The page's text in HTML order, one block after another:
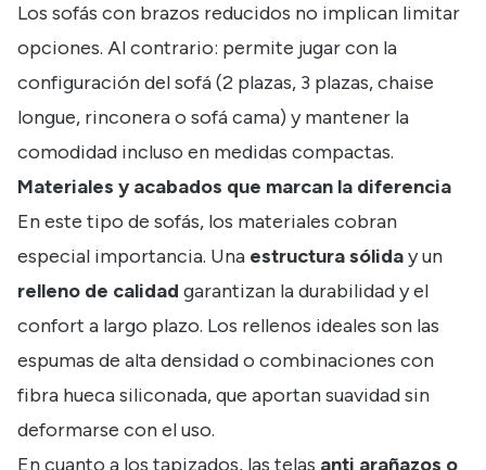
Los sofás con brazos reducidos no implican limitar
opciones. Al contrario: permite jugar con la
configuración del sofá (2 plazas, 3 plazas, chaise
longue, rinconera o sofá cama) y mantener la
comodidad incluso en medidas compactas.
Materiales y acabados que marcan la diferencia
En este tipo de sofás, los materiales cobran
especial importancia. Una estructura sóliday un
relleno de calidad garantizan la durabilidad y el
confort a largo plazo. Los rellenos ideales son las
espumas de alta densidad o combinaciones con
fibra hueca siliconada, que aportan suavidad sin
deformarse con el uso.
En cuanto a los tapizados, las telas anti arañazos o